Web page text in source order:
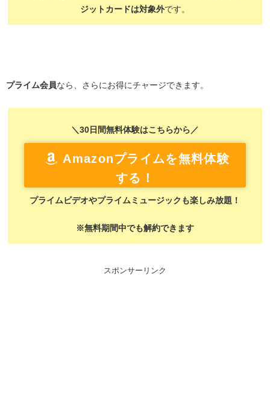
ジットカードは対象外です。
プライム会員なら、さらにお得にチャージできます。
＼30日間無料体験はこちらから／
Amazonプライムを無料体験
する！
プライムビデオやプライムミュージックも楽しみ放題！
※無料期間中でも解約できます
スポンサーリンク